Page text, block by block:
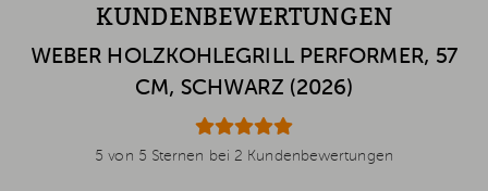
KUNDENBEWERTUNGEN
WEBER HOLZKOHLEGRILL PERFORMER, 57
CM, SCHWARZ (2026)
5 von 5 Sternen bei 2 Kundenbewertungen